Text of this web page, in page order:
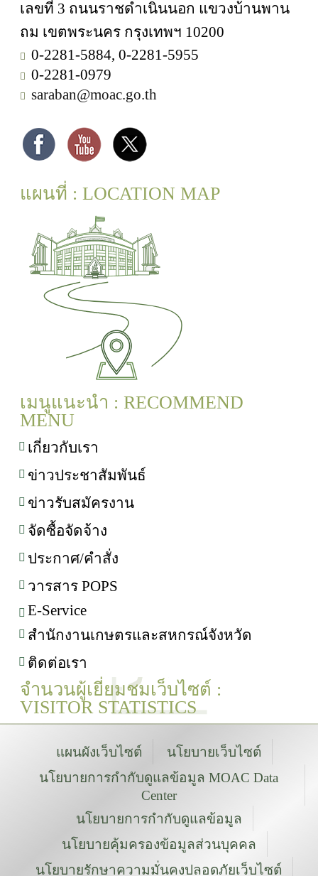
เลขที่ 3 ถนนราชดำเนินนอก แขวงบ้านพาน
ถม เขตพระนคร กรุงเทพฯ 10200
0-2281-5884, 0-2281-5955
0-2281-0979
saraban@moac.go.th
แผนที่ : LOCATION MAP
เมนูแนะนำ : RECOMMEND
MENU
เกี่ยวกับเรา
ข่าวประชาสัมพันธ์
ข่าวรับสมัครงาน
จัดซื้อจัดจ้าง
ประกาศ/คำสั่ง
วารสาร POPS
E-Service
สำนักงานเกษตรและสหกรณ์จังหวัด
ติดต่อเรา
จำนวนผู้เยี่ยมชมเว็บไซต์ :
VISITOR STATISTICS
แผนผังเว็บไซต์
นโยบายเว็บไซต์
นโยบายการกำกับดูแลข้อมูล MOAC Data
Center
นโยบายการกำกับดูแลข้อมูล
นโยบายคุ้มครองข้อมูลส่วนบุคคล
นโยบายรักษาความมั่นคงปลอดภัยเว็บไซต์